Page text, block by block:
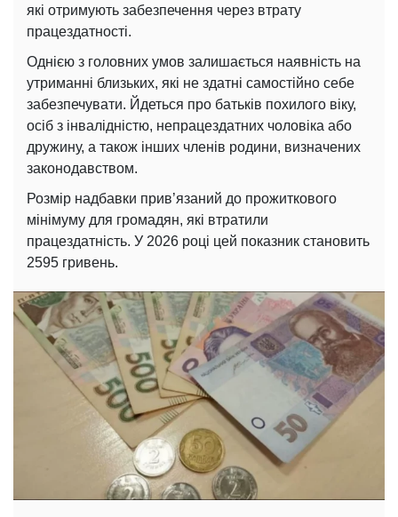
які отримують забезпечення через втрату
працездатності.
Однією з головних умов залишається наявність на
утриманні близьких, які не здатні самостійно себе
забезпечувати. Йдеться про батьків похилого віку,
осіб з інвалідністю, непрацездатних чоловіка або
дружину, а також інших членів родини, визначених
законодавством.
Розмір надбавки прив’язаний до прожиткового
мінімуму для громадян, які втратили
працездатність. У 2026 році цей показник становить
2595 гривень.